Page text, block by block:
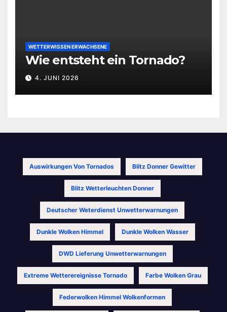
WETTERWISSEN ERWACHSENE
Wie entsteht ein Tornado?
4. JUNI 2026
Auswirkungen Von Tornados Blitz Donner Gewitter
Blitz Wetterleuchten Donner
Deutscher Weterdienst Unwetterwarnungen
Dunkle Wolken Himmel Dunkle Wolken Wasser
DWD Lieferung Unwetterwarnungen
Extreme Wetterereignisse Tornado Farbe Wolken Grau
Federwolken Himmel Wolkenformen